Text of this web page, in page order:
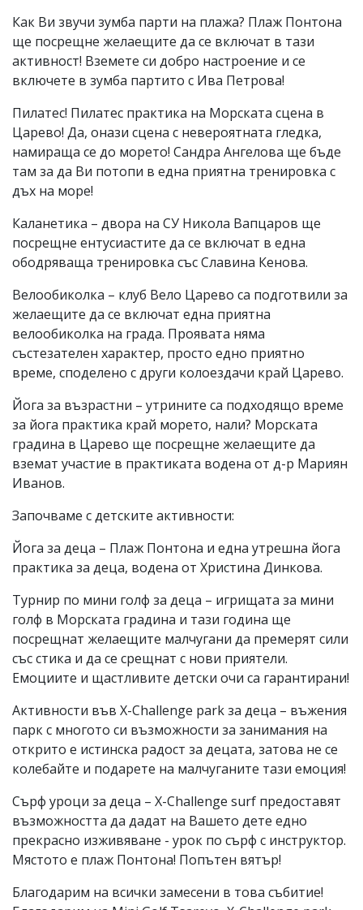
Как Ви звучи зумба парти на плажа? Плаж Понтона
ще посрещне желаещите да се включат в тази
активност! Вземете си добро настроение и се
включете в зумба партито с Ива Петрова!
Пилатес! Пилатес практика на Морската сцена в
Царево! Да, онази сцена с невероятната гледка,
намираща се до морето! Сандра Ангелова ще бъде
там за да Ви потопи в една приятна тренировка с
дъх на море!
Каланетика – двора на СУ Никола Вапцаров ще
посрещне ентусиастите да се включат в една
ободряваща тренировка със Славина Кенова.
Велообиколка – клуб Вело Царево са подготвили за
желаещите да се включат една приятна
велообиколка на града. Проявата няма
състезателен характер, просто едно приятно
време, споделено с други колоездачи край Царево.
Йога за възрастни – утрините са подходящо време
за йога практика край морето, нали? Морската
градина в Царево ще посрещне желаещите да
вземат участие в практиката водена от д-р Мариян
Иванов.
Започваме с детските активности:
Йога за деца – Плаж Понтона и една утрешна йога
практика за деца, водена от Христина Динкова.
Турнир по мини голф за деца – игрищата за мини
голф в Морската градина и тази година ще
посрещнат желаещите малчугани да премерят сили
със стика и да се срещнат с нови приятели.
Емоциите и щастливите детски очи са гарантирани!
Активности във X-Challenge park за деца – въжения
парк с многото си възможности за занимания на
открито е истинска радост за децата, затова не се
колебайте и подарете на малчуганите тази емоция!
Сърф уроци за деца – X-Challenge surf предоставят
възможността да дадат на Вашето дете едно
прекрасно изживяване - урок по сърф с инструктор.
Мястото е плаж Понтона! Попътен вятър!
Благодарим на всички замесени в това събитие!